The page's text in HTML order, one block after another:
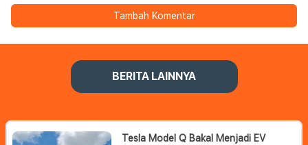
Tambah Komentar
BERITA LAINNYA
Tesla Model Q Bakal Menjadi EV